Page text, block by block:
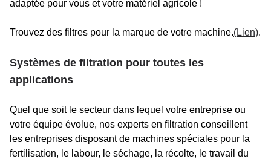
adaptée pour vous et votre matériel agricole !
Trouvez des filtres pour la marque de votre machine.(Lien).
Systèmes de filtration pour toutes les
applications
Quel que soit le secteur dans lequel votre entreprise ou
votre équipe évolue, nos experts en filtration conseillent
les entreprises disposant de machines spéciales pour la
fertilisation, le labour, le séchage, la récolte, le travail du